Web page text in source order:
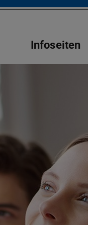
Infoseiten